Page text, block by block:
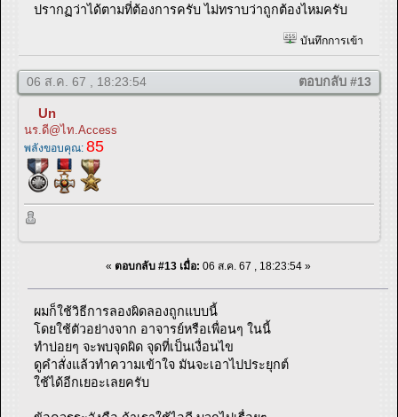
ปรากฏว่าได้ตามที่ต้องการครับ ไม่ทราบว่าถูกต้องไหมครับ
บันทึกการเข้า
06 ส.ค. 67 , 18:23:54 ตอบกลับ #13
Un
นร.ดี@ไท.Access
พลังขอบคุณ: 85
« ตอบกลับ #13 เมื่อ: 06 ส.ค. 67 , 18:23:54 »
ผมก็ใช้วิธีการลองผิดลองถูกแบบนี้
โดยใช้ตัวอย่างจาก อาจารย์หรือเพื่อนๆ ในนี้
ทำบ่อยๆ จะพบจุดผิด จุดที่เป็นเงื่อนไข
ดูคำสั่งแล้วทำความเข้าใจ มันจะเอาไปประยุกต์
ใช้ได้อีกเยอะเลยครับ